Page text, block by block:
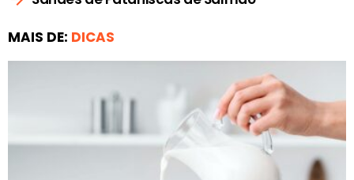
MAIS DE: DICAS